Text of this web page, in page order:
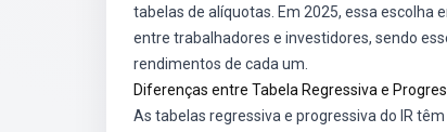
tabelas de alíquotas. Em 2025, essa
entre trabalhadores e investidores, sendo
rendimentos de cada um.
Diferenças entre Tabela Regressiva e
As tabelas regressiva e progressiva do IR